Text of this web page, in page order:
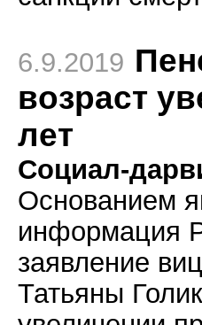
6.9.2019
возраст
лет
Социал-
Основанием
информация
заявление
Татьяны